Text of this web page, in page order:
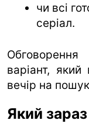
чи всі
серіал.
варіант,
вечір на
Який